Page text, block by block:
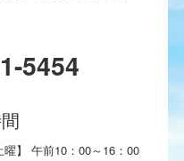
5454
曜】 午前10：00～16：00